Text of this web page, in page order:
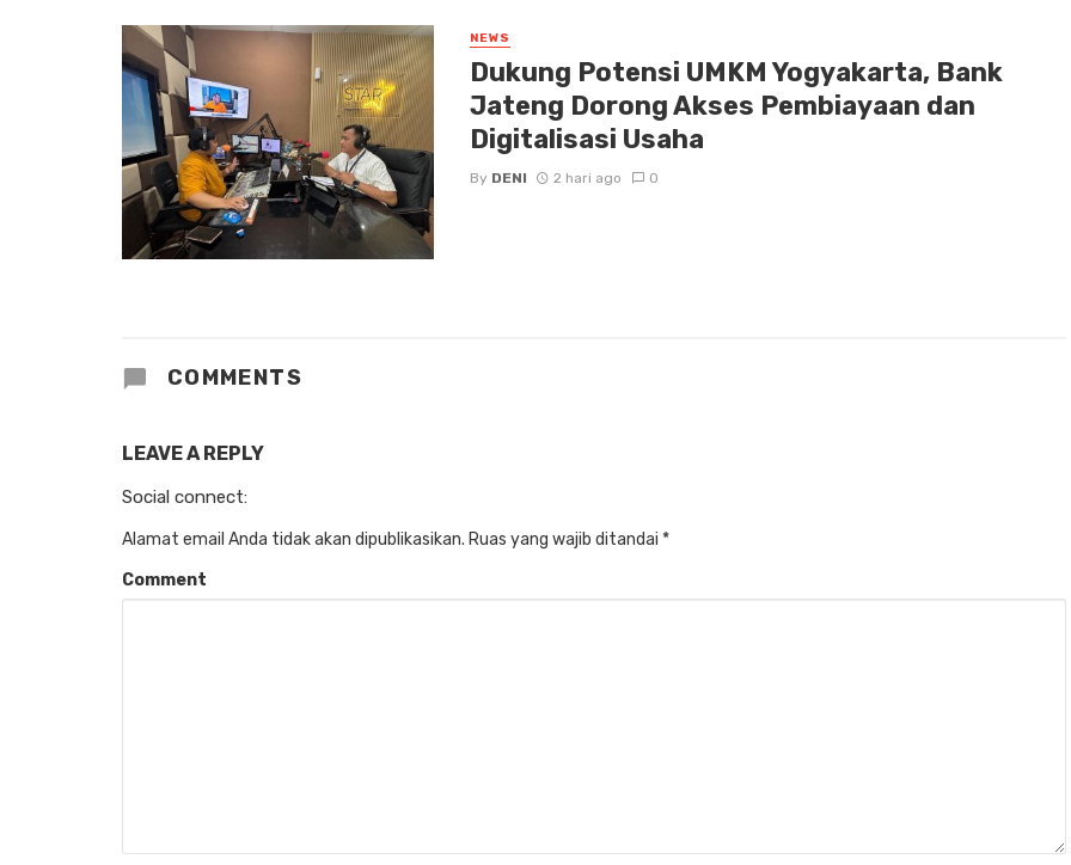
NEWS
Dukung Potensi UMKM Yogyakarta, Bank
Jateng Dorong Akses Pembiayaan dan
Digitalisasi Usaha
By DENI 2 hari ago 0
COMMENTS
LEAVE A REPLY
Social connect:
Alamat email Anda tidak akan dipublikasikan. Ruas yang wajib ditandai *
Comment